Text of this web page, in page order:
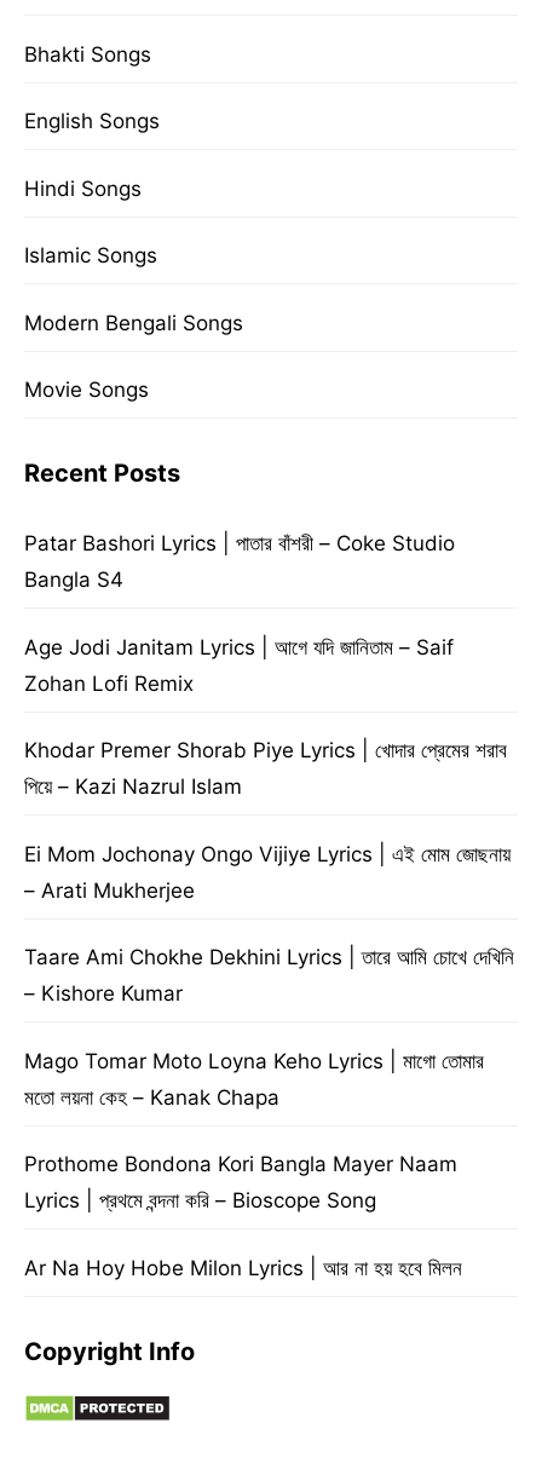
Bhakti Songs
English Songs
Hindi Songs
Islamic Songs
Modern Bengali Songs
Movie Songs
Recent Posts
Patar Bashori Lyrics | পাতার বাঁশরী – Coke Studio
Bangla S4
Age Jodi Janitam Lyrics | আগে যদি জানিতাম – Saif
Zohan Lofi Remix
Khodar Premer Shorab Piye Lyrics | খোদার প্রেমের শরাব
পিয়ে – Kazi Nazrul Islam
Ei Mom Jochonay Ongo Vijiye Lyrics | এই মোম জোছনায়
– Arati Mukherjee
Taare Ami Chokhe Dekhini Lyrics | তারে আমি চোখে দেখিনি
– Kishore Kumar
Mago Tomar Moto Loyna Keho Lyrics | মাগো তোমার
মতো লয়না কেহ – Kanak Chapa
Prothome Bondona Kori Bangla Mayer Naam
Lyrics | প্রথমে বন্দনা করি – Bioscope Song
Ar Na Hoy Hobe Milon Lyrics | আর না হয় হবে মিলন
Copyright Info